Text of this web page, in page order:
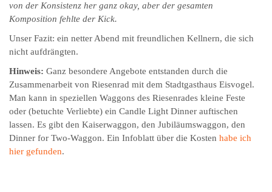
von der Konsistenz her ganz okay, aber der gesamten
Komposition fehlte der Kick.
Unser Fazit: ein netter Abend mit freundlichen Kellnern, die sich
nicht aufdrängten.
Hinweis: Ganz besondere Angebote entstanden durch die
Zusammenarbeit von Riesenrad mit dem Stadtgasthaus Eisvogel.
Man kann in speziellen Waggons des Riesenrades kleine Feste
oder (betuchte Verliebte) ein Candle Light Dinner auftischen
lassen. Es gibt den Kaiserwaggon, den Jubiläumswaggon, den
Dinner for Two-Waggon. Ein Infoblatt über die Kosten habe ich
hier gefunden.